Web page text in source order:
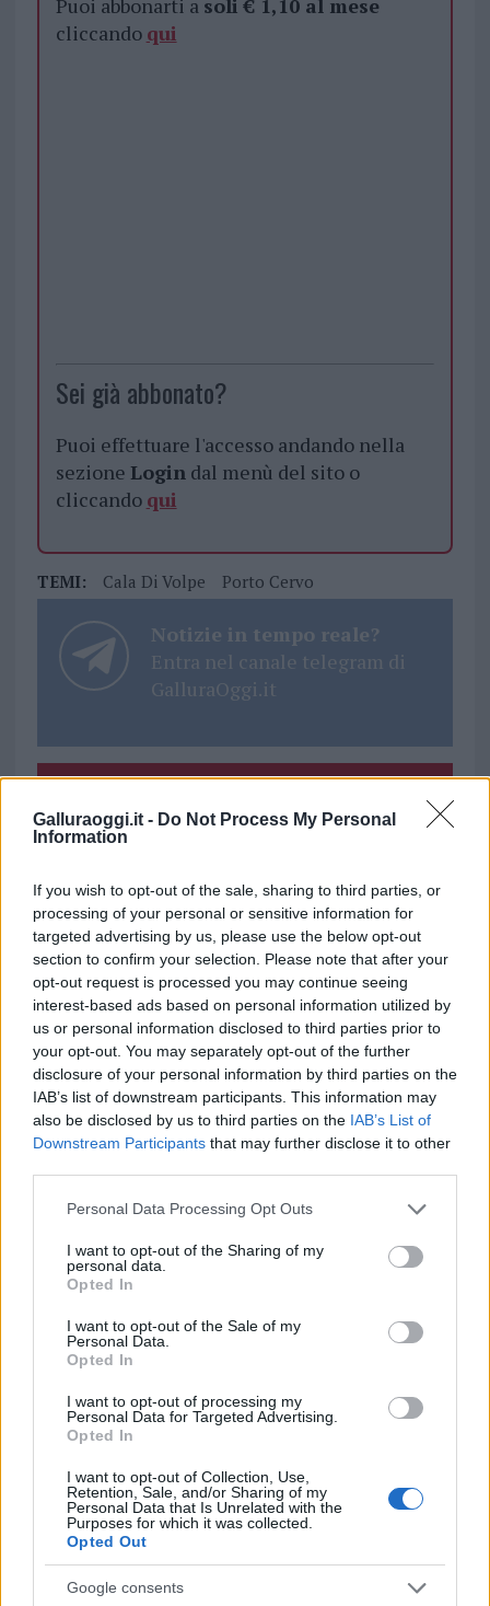
Galluraoggi.it - Do Not Process My Personal
Information
If you wish to opt-out of the sale, sharing to third parties, or
processing of your personal or sensitive information for
targeted advertising by us, please use the below opt-out
section to confirm your selection. Please note that after your
opt-out request is processed you may continue seeing
interest-based ads based on personal information utilized by
us or personal information disclosed to third parties prior to
your opt-out. You may separately opt-out of the further
disclosure of your personal information by third parties on the
IAB’s list of downstream participants. This information may
also be disclosed by us to third parties on the IAB’s List of
Downstream Participants that may further disclose it to other
Please note that this website/app uses one or more Google
not limited to your visit or usage behaviour. You may click to
grant or deny consent to Google and its third-party tags to
use your data for below specified purposes in below Google
consent section.
Personal Data Processing Opt Outs
I want to opt-out of the Sharing of my
personal data.
Opted In
I want to opt-out of the Sale of my
Personal Data.
Opted In
I want to opt-out of processing my
Personal Data for Targeted Advertising.
Opted In
I want to opt-out of Collection, Use,
Retention, Sale, and/or Sharing of my
Personal Data that Is Unrelated with the
Purposes for which it was collected.
Opted Out
Google consents
Puoi abbonarti a soli € 1,10 al mese
cliccando qui
Sei già abbonato?
Puoi effettuare l'accesso andando nella
sezione Logindal menù del sito o
cliccando qui
TEMI: Cala Di Volpe Porto Cervo
Notizie in tempo reale?
Entra nel canale telegram di
GalluraOggi.it
i tuoi video e le tue foto
345 356 7512
Ricevi le nostre ultime news
daGoogle News
Condividi l'articolo
F
ce
b
o
o
k
T
it
te
r
Pi
n
te
st
W
h
at
A
p
S
h
a
NOTIZIE RECENTI
Gallura
Michelle Hunziker in Gallura, bella anche dal
vivo: un amico vip svela come fa